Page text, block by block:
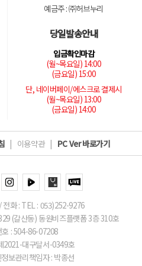
예금주 : ㈜허브누리
당일발송안내
입금확인마감
(월~목요일) 14:00
(금요일) 15:00
단, 네이버페이/에스크로 결제시
(월~목요일) 13:00
(금요일) 14:00
| 이용약관 | PC Ver 바로가기
전화 : TEL : 053)252-9276
(갈산동) 동원비즈플랫폼 3층 310호
: 504-86-07208
2021-대구달서-0349호
보관리책임자 : 박종선